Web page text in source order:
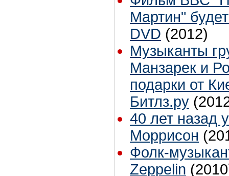
Мартин"
DVD (2012)
Музыканты
Манзарек и
подарки от
Битлз.ру
40 лет назад
Моррисон
Фолк-
Zeppelin